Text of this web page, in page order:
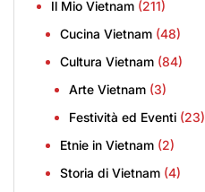
Il Mio Vietnam (211)
Cucina Vietnam (48)
Cultura Vietnam (84)
Arte Vietnam (3)
Festività ed Eventi (23)
Etnie in Vietnam (2)
Storia di Vietnam (4)